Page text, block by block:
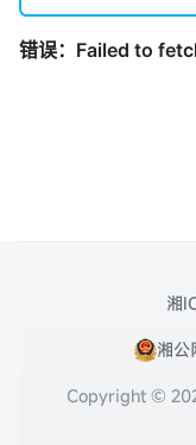
湘
湘公
Copyright ©